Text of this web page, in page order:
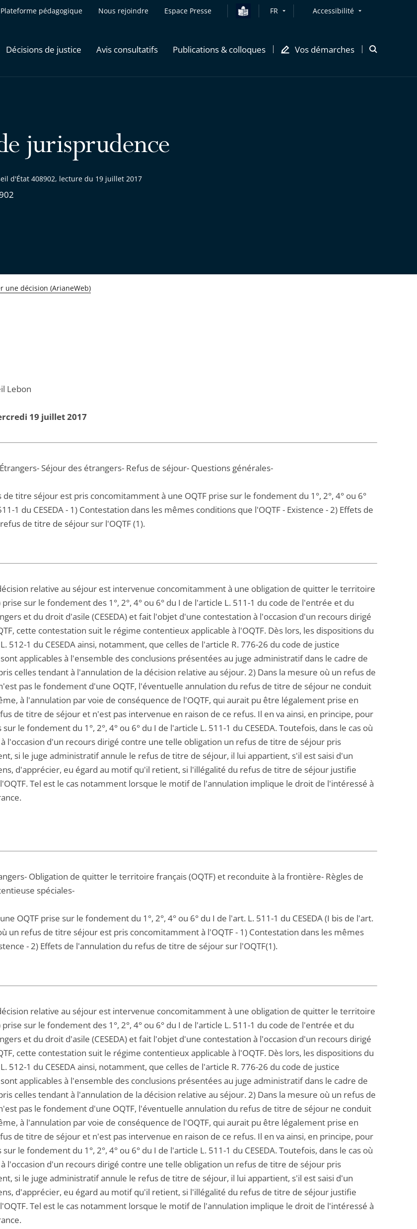
Plateforme pédagogique Nous rejoindre Espace Presse FR Accessibilité
Décisions de justice Avis consultatifs Publications & colloques Vos démarches
Ouvrir
jurisprudence
d'État 408902, lecture du 19 juillet 2017
une décision (ArianeWeb)
Lebon
19 juillet 2017
Séjour des étrangers- Refus de séjour- Questions générales-
de titre séjour est pris concomitamment à une OQTF prise sur le fondement du 1°, 2°, 4° ou 6°
1 du CESEDA - 1) Contestation dans les mêmes conditions que l'OQTF - Existence - 2) Effets de
de titre de séjour sur l'OQTF (1).
relative au séjour est intervenue concomitamment à une obligation de quitter le territoire
prise sur le fondement des 1°, 2°, 4° ou 6° du I de l'article L. 511-1 du code de l'entrée et du
et du droit d'asile (CESEDA) et fait l'objet d'une contestation à l'occasion d'un recours dirigé
cette contestation suit le régime contentieux applicable à l'OQTF. Dès lors, les dispositions du
512-1 du CESEDA ainsi, notamment, que celles de l'article R. 776-26 du code de justice
applicables à l'ensemble des conclusions présentées au juge administratif dans le cadre de
celles tendant à l'annulation de la décision relative au séjour. 2) Dans la mesure où un refus de
pas le fondement d'une OQTF, l'éventuelle annulation du refus de titre de séjour ne conduit
à l'annulation par voie de conséquence de l'OQTF, qui aurait pu être légalement prise en
de titre de séjour et n'est pas intervenue en raison de ce refus. Il en va ainsi, en principe, pour
sur le fondement du 1°, 2°, 4° ou 6° du I de l'article L. 511-1 du CESEDA. Toutefois, dans le cas où
l'occasion d'un recours dirigé contre une telle obligation un refus de titre de séjour pris
si le juge administratif annule le refus de titre de séjour, il lui appartient, s'il est saisi d'un
d'apprécier, eu égard au motif qu'il retient, si l'illégalité du refus de titre de séjour justifie
Tel est le cas notamment lorsque le motif de l'annulation implique le droit de l'intéressé à
Obligation de quitter le territoire français (OQTF) et reconduite à la frontière- Règles de
spéciales-
OQTF prise sur le fondement du 1°, 2°, 4° ou 6° du I de l'art. L. 511-1 du CESEDA (I bis de l'art.
un refus de titre séjour est pris concomitamment à l'OQTF - 1) Contestation dans les mêmes
- 2) Effets de l'annulation du refus de titre de séjour sur l'OQTF(1).
relative au séjour est intervenue concomitamment à une obligation de quitter le territoire
prise sur le fondement des 1°, 2°, 4° ou 6° du I de l'article L. 511-1 du code de l'entrée et du
et du droit d'asile (CESEDA) et fait l'objet d'une contestation à l'occasion d'un recours dirigé
cette contestation suit le régime contentieux applicable à l'OQTF. Dès lors, les dispositions du
512-1 du CESEDA ainsi, notamment, que celles de l'article R. 776-26 du code de justice
applicables à l'ensemble des conclusions présentées au juge administratif dans le cadre de
celles tendant à l'annulation de la décision relative au séjour. 2) Dans la mesure où un refus de
pas le fondement d'une OQTF, l'éventuelle annulation du refus de titre de séjour ne conduit
à l'annulation par voie de conséquence de l'OQTF, qui aurait pu être légalement prise en
de titre de séjour et n'est pas intervenue en raison de ce refus. Il en va ainsi, en principe, pour
sur le fondement du 1°, 2°, 4° ou 6° du I de l'article L. 511-1 du CESEDA. Toutefois, dans le cas où
l'occasion d'un recours dirigé contre une telle obligation un refus de titre de séjour pris
si le juge administratif annule le refus de titre de séjour, il lui appartient, s'il est saisi d'un
d'apprécier, eu égard au motif qu'il retient, si l'illégalité du refus de titre de séjour justifie
Tel est le cas notamment lorsque le motif de l'annulation implique le droit de l'intéressé à